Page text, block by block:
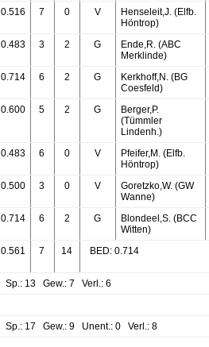
0.516 7 0 V
Henseleit,J. (Elfb.
Höntrop)
0.483 3 2 G
Ende,R. (ABC
Merklinde)
0.714 6 2 G
Kerkhoff,N. (BG
Coesfeld)
0.600 5 2 G
Berger,P.
(Tümmler
Lindenh.)
0.483 6 0 V
Pfeifer,M. (Elfb.
Höntrop)
0.500 3 0 V
Goretzko,W. (GW
Wanne)
0.714 6 2 G
Blondeel,S. (BCC
Witten)
0.561 7 14 BED: 0.714
Sp.: 13 Gew.: 7 Verl.: 6
Sp.: 17 Gew.: 9 Unent.: 0 Verl.: 8